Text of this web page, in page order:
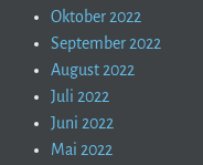
Oktober 2022
September 2022
August 2022
Juli 2022
Juni 2022
Mai 2022